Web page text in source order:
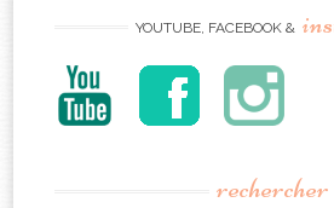
YOUTUBE, FACEBOOK &
rechercher